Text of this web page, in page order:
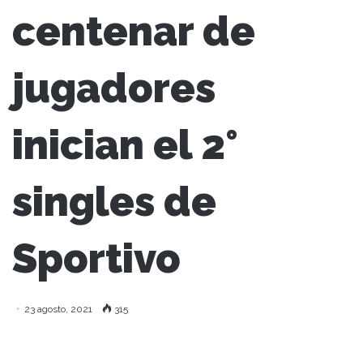
centenar de
jugadores
inician el 2°
singles de
Sportivo
23 agosto, 2021 315